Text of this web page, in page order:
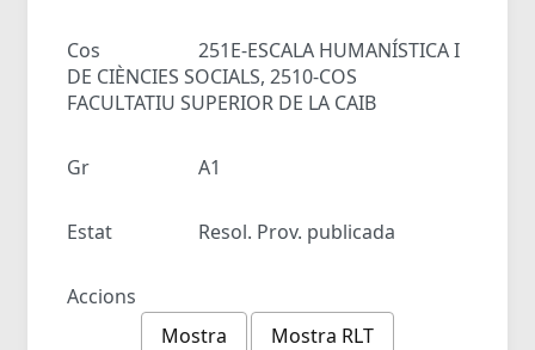
Cos
251E-ESCALA HUMANÍSTICA I
DE CIÈNCIES SOCIALS, 2510-COS
FACULTATIU SUPERIOR DE LA CAIB
Gr A1
Estat Resol. Prov. publicada
Accions
Mostra
Mostra RLT